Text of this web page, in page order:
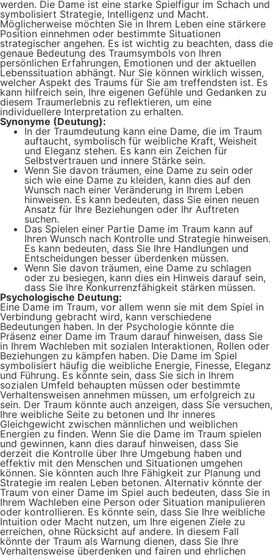
werden. Die Dame ist eine starke Spielfigur im Schach und
symbolisiert Strategie, Intelligenz und Macht.
Möglicherweise möchten Sie in Ihrem Leben eine stärkere
Position einnehmen oder bestimmte Situationen
strategischer angehen. Es ist wichtig zu beachten, dass die
genaue Bedeutung des Traumsymbols von Ihren
persönlichen Erfahrungen, Emotionen und der aktuellen
Lebenssituation abhängt. Nur Sie können wirklich wissen,
welcher Aspekt des Traums für Sie am treffendsten ist. Es
kann hilfreich sein, Ihre eigenen Gefühle und Gedanken zu
diesem Traumerlebnis zu reflektieren, um eine
individuellere Interpretation zu erhalten.
Synonyme (Deutung):
In der Traumdeutung kann eine Dame, die im Traum
auftaucht, symbolisch für weibliche Kraft, Weisheit
und Eleganz stehen. Es kann ein Zeichen für
Selbstvertrauen und innere Stärke sein.
Wenn Sie davon träumen, eine Dame zu sein oder
sich wie eine Dame zu kleiden, kann dies auf den
Wunsch nach einer Veränderung in Ihrem Leben
hinweisen. Es kann bedeuten, dass Sie einen neuen
Ansatz für Ihre Beziehungen oder Ihr Auftreten
suchen.
Das Spielen einer Partie Dame im Traum kann auf
Ihren Wunsch nach Kontrolle und Strategie hinweisen.
Es kann bedeuten, dass Sie Ihre Handlungen und
Entscheidungen besser überdenken müssen.
Wenn Sie davon träumen, eine Dame zu schlagen
oder zu besiegen, kann dies ein Hinweis darauf sein,
dass Sie Ihre Konkurrenzfähigkeit stärken müssen.
Psychologische Deutung:
Eine Dame im Traum, vor allem wenn sie mit dem Spiel in
Verbindung gebracht wird, kann verschiedene
Bedeutungen haben. In der Psychologie könnte die
Präsenz einer Dame im Traum darauf hinweisen, dass Sie
in Ihrem Wachleben mit sozialen Interaktionen, Rollen oder
Beziehungen zu kämpfen haben. Die Dame im Spiel
symbolisiert häufig die weibliche Energie, Finesse, Eleganz
und Führung. Es könnte sein, dass Sie sich in Ihrem
sozialen Umfeld behaupten müssen oder bestimmte
Verhaltensweisen annehmen müssen, um erfolgreich zu
sein. Der Traum könnte auch anzeigen, dass Sie versuchen,
Ihre weibliche Seite zu betonen und Ihr inneres
Gleichgewicht zwischen männlichen und weiblichen
Energien zu finden. Wenn Sie die Dame im Traum spielen
und gewinnen, kann dies darauf hinweisen, dass Sie
derzeit die Kontrolle über Ihre Umgebung haben und
effektiv mit den Menschen und Situationen umgehen
können. Sie könnten auch Ihre Fähigkeit zur Planung und
Strategie im realen Leben betonen. Alternativ könnte der
Traum von einer Dame im Spiel auch bedeuten, dass Sie in
Ihrem Wachleben eine Person oder Situation manipulieren
oder kontrollieren. Es könnte sein, dass Sie Ihre weibliche
Intuition oder Macht nutzen, um Ihre eigenen Ziele zu
erreichen, ohne Rücksicht auf andere. In diesem Fall
könnte der Traum als Warnung dienen, dass Sie Ihre
Verhaltensweise überdenken und fairen und ehrlichen